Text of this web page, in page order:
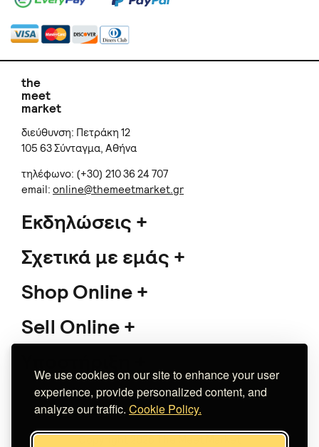
We use cookies on our site to enhance your user
experience, provide personalized content, and
analyze our traffic. Cookie Policy.
the
meet
market
διεύθυνση: Πετράκη 12
105 63 Σύνταγμα, Αθήνα
τηλέφωνο: (+30) 210 36 24 707
email: online@themeetmarket.gr
Εκδηλώσεις
Σχετικά με εμάς
Shop Online
Sell Online
Copyright 2026 The Meet Market